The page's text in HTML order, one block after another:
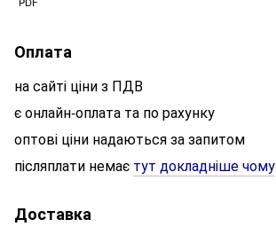
Оплата
на сайті ціни з ПДВ
є онлайн-оплата та по рахунку
оптові ціни надаються за запитом
післяплати немає тут докладніше чому
Доставка